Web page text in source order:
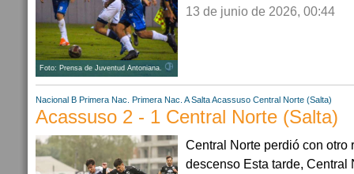
Foto: Prensa de Juventud Antoniana.
13 de junio de 2026, 00:44
Nacional B Primera Nac. Primera Nac. A SaltaAcassuso Central Norte (Salta)
Acassuso 2 - 1 Central Norte (Salta)
Central Norte perdió con otro
descenso Esta tarde, Central